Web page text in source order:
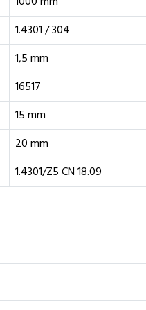
1.4301 / 304
1,5 mm
16517
15 mm
20 mm
1.4301/Z5 CN 18.09